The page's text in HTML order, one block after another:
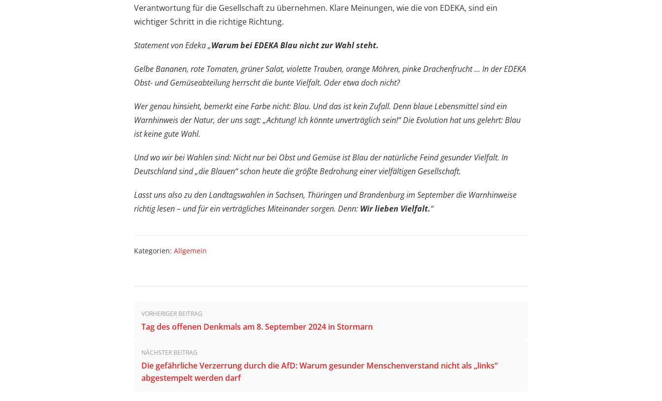
Verantwortung für die Gesellschaft zu übernehmen. Klare Meinungen, wie die von EDEKA, sind ein
wichtiger Schritt in die richtige Richtung.
Statement von Edeka „Warum bei EDEKA Blau nicht zur Wahl steht.
Gelbe Bananen, rote Tomaten, grüner Salat, violette Trauben, orange Möhren, pinke Drachenfrucht … In der EDEKA
Obst- und Gemüseabteilung herrscht die bunte Vielfalt. Oder etwa doch nicht?
Wer genau hinsieht, bemerkt eine Farbe nicht: Blau. Und das ist kein Zufall. Denn blaue Lebensmittel sind ein
Warnhinweis der Natur, der uns sagt: „Achtung! Ich könnte unverträglich sein!“ Die Evolution hat uns gelehrt: Blau
ist keine gute Wahl.
Und wo wir bei Wahlen sind: Nicht nur bei Obst und Gemüse ist Blau der natürliche Feind gesunder Vielfalt. In
Deutschland sind „die Blauen“ schon heute die größte Bedrohung einer vielfältigen Gesellschaft.
Lasst uns also zu den Landtagswahlen in Sachsen, Thüringen und Brandenburg im September die Warnhinweise
richtig lesen – und für ein verträgliches Miteinander sorgen. Denn: Wir lieben Vielfalt.“
Kategorien: Allgemein
Beitrags-
Navigation
VORHERIGER BEITRAG
Tag des offenen Denkmals am 8. September 2024 in Stormarn
NÄCHSTER BEITRAG
Die gefährliche Verzerrung durch die AfD: Warum gesunder Menschenverstand nicht als „links“
abgestempelt werden darf